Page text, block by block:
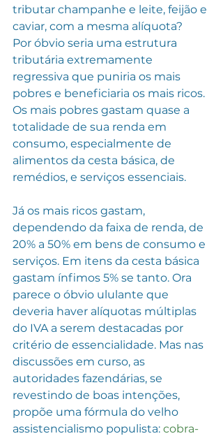
tributar champanhe e leite, feijão e
caviar, com a mesma alíquota?
Por óbvio seria uma estrutura
tributária extremamente
regressiva que puniria os mais
pobres e beneficiaria os mais ricos.
Os mais pobres gastam quase a
totalidade de sua renda em
consumo, especialmente de
alimentos da cesta básica, de
remédios, e serviços essenciais.
Já os mais ricos gastam,
dependendo da faixa de renda, de
20% a 50% em bens de consumo e
serviços. Em itens da cesta básica
gastam ínfimos 5% se tanto. Ora
parece o óbvio ululante que
deveria haver alíquotas múltiplas
do IVA a serem destacadas por
critério de essencialidade. Mas nas
discussões em curso, as
autoridades fazendárias, se
revestindo de boas intenções,
propõe uma fórmula do velho
assistencialismo populista: cobra-